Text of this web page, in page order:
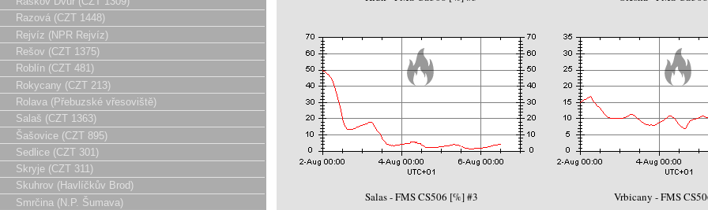
Razová (CZT 1448)
Rejvíz (NPR Rejvíz)
Rešov (CZT 1375)
Roblín (CZT 481)
Rokycany (CZT 213)
Rolava (Přebuzské vřesoviště)
Salaš (CZT 1363)
Šašovice (CZT 895)
Sedlice (CZT 301)
Skryje (CZT 311)
Skuhrov (Havlíčkův Brod)
Smrčina (N.P. Šumava)
Salas - FMS CS506 [%] #3 Vrbicany - FMS